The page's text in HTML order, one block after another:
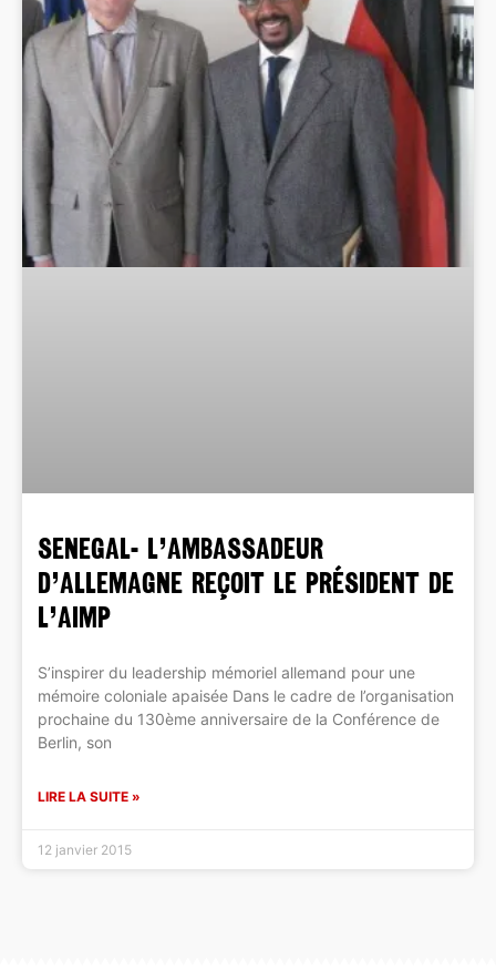
SENEGAL- l’Ambassadeur
d’Allemagne reçoit le président de
l’AIMP
S’inspirer du leadership mémoriel allemand pour une
mémoire coloniale apaisée Dans le cadre de l’organisation
prochaine du 130ème anniversaire de la Conférence de
Berlin, son
LIRE LA SUITE »
12 janvier 2015